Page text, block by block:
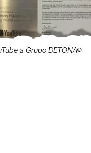
a Grupo DETONA®